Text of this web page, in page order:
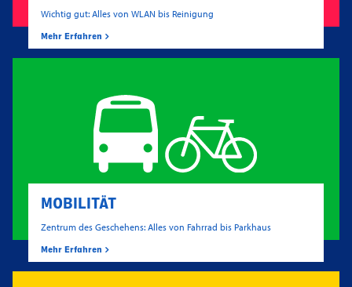
Wichtig gut: Alles von WLAN bis Reinigung
Mehr Erfahren
MOBILITÄT
Zentrum des Geschehens: Alles von Fahrrad bis Parkhaus
Mehr Erfahren